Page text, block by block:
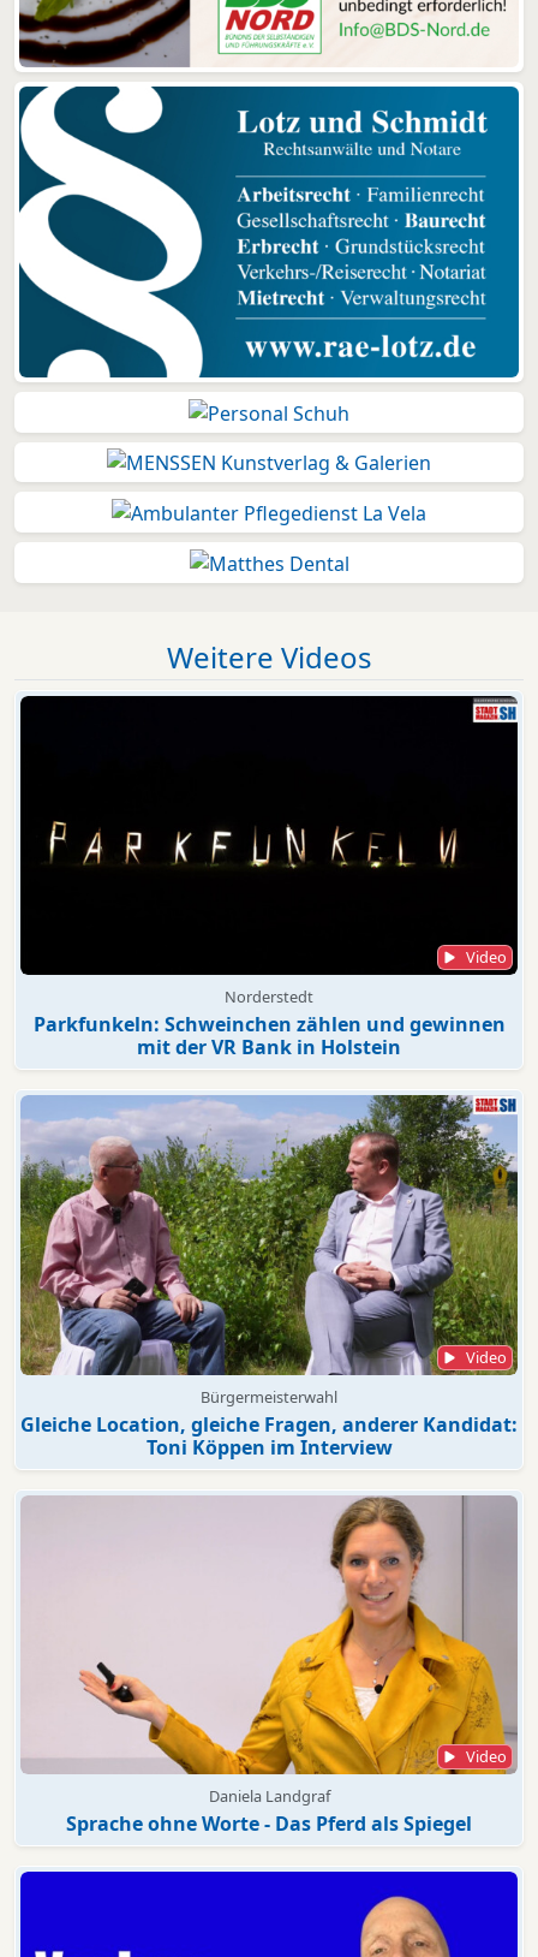
Weitere Videos
Video
Norderstedt
Parkfunkeln: Schweinchen zählen und gewinnen
mit der VR Bank in Holstein
Video
Bürgermeisterwahl
Gleiche Location, gleiche Fragen, anderer Kandidat:
Toni Köppen im Interview
Video
Daniela Landgraf
Sprache ohne Worte - Das Pferd als Spiegel